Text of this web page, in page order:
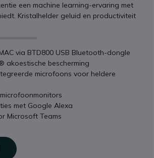
een machine learning-ervaring met
Kristalhelder geluid en productiviteit
via BTD800 USB Bluetooth-dongle
akoestische bescherming
microfoons voor heldere
met Google Alexa
Microsoft Teams